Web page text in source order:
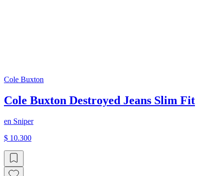
Cole Buxton
Cole Buxton Destroyed Jeans Slim Fit
en Sniper
$ 10.300